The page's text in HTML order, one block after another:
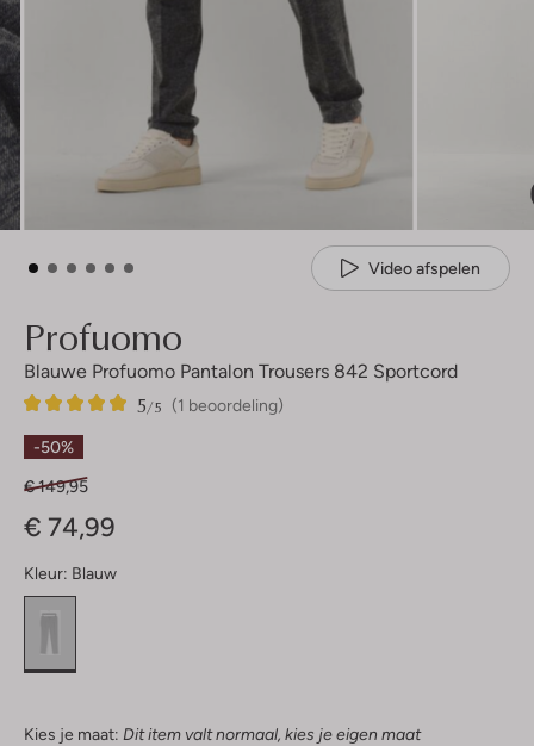
Video afspelen
Profuomo
Blauwe Profuomo Pantalon Trousers 842 Sportcord
(1 beoordeling)
5/5
1
5
Sterren
-50%
€ 149,95
€ 74,99
Kleur: Blauw
Kies je maat: Dit item valt normaal, kies je eigen maat